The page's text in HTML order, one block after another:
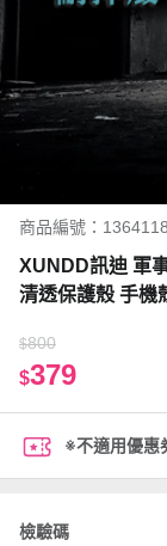
商品編號：
XUNDD訊迪 軍
清透保護殼 手機
$800
$379
※不適用優惠
檢驗碼